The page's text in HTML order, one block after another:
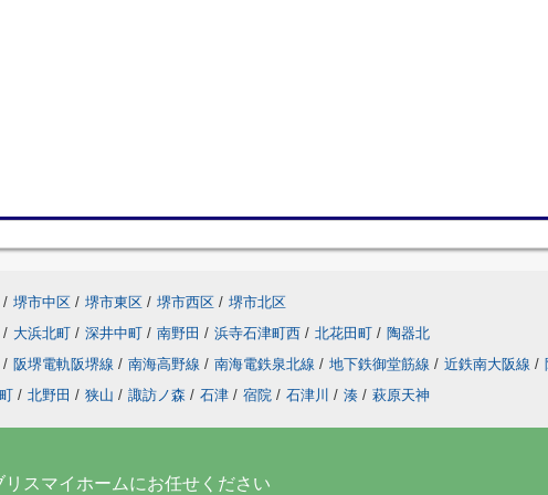
/ 堺市中区 / 堺市東区 / 堺市西区 / 堺市北区
/ 大浜北町 / 深井中町 / 南野田 / 浜寺石津町西 / 北花田町 / 陶器北
/ 阪堺電軌阪堺線 / 南海高野線 / 南海電鉄泉北線 / 地下鉄御堂筋線 / 近鉄南大阪線 /
/ 北野田 / 狭山 / 諏訪ノ森 / 石津 / 宿院 / 石津川 / 湊 / 萩原天神
スマイホームにお任せください